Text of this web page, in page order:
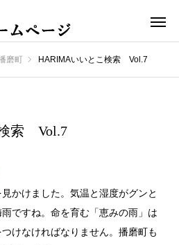
磨町 HARIMAいいとこ検索 Vol.7
索 Vol.7
かけました。気温と湿度がグンと
雨ですね。命を育む「恵みの雨」は
けなければなりません。播磨町も